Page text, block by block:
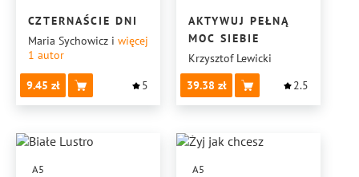
CZTERNAŚCIE DNI
Maria Sychowicz i więcej
1 autor
9.45 5
AKTYWUJ PEŁNĄ
MOC SIEBIE
Krzysztof Lewicki
39.38
2.5
A5 A5